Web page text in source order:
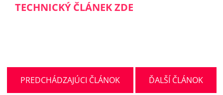
TECHNICKÝ ČLÁNEK ZDE
PREDCHÁDZAJÚCI ČLÁNOK ĎALŠÍ ČLÁNOK